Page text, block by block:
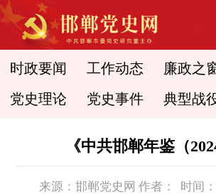
时政要闻 工作动态 廉政之
党史理论 党史事件 典型战
《中共邯郸年鉴（
来源：邯郸党史网 作者： 时间